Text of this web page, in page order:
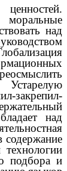
над
закрепил-
над
содержание
подбора и